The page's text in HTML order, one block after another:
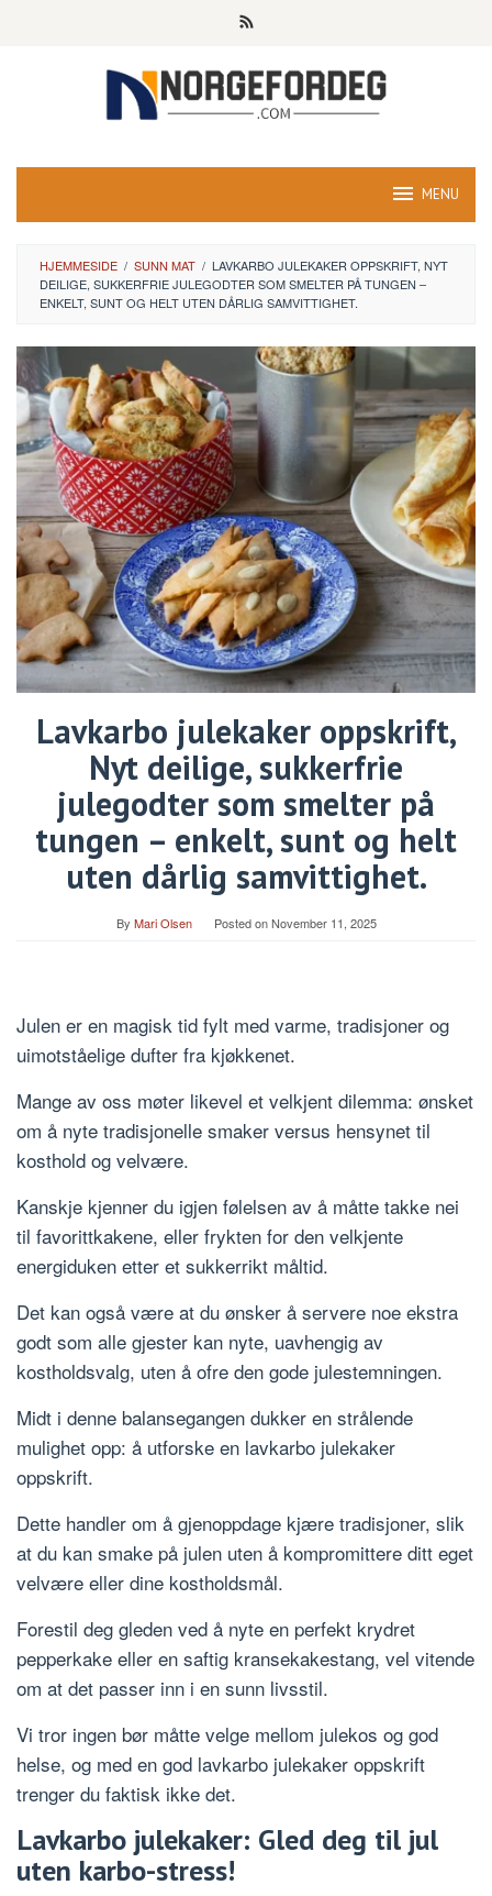
MENU
HJEMMESIDE / SUNN MAT / LAVKARBO JULEKAKER OPPSKRIFT, NYT
DEILIGE, SUKKERFRIE JULEGODTER SOM SMELTER PÅ TUNGEN –
ENKELT, SUNT OG HELT UTEN DÅRLIG SAMVITTIGHET.
Lavkarbo julekaker oppskrift,
Nyt deilige, sukkerfrie
julegodter som smelter på
tungen – enkelt, sunt og helt
uten dårlig samvittighet.
By Mari Olsen Posted onNovember 11, 2025
Julen er en magisk tid fylt med varme, tradisjoner og
uimotståelige dufter fra kjøkkenet.
Mange av oss møter likevel et velkjent dilemma: ønsket
om å nyte tradisjonelle smaker versus hensynet til
kosthold og velvære.
Kanskje kjenner du igjen følelsen av å måtte takke nei
til favorittkakene, eller frykten for den velkjente
energiduken etter et sukkerrikt måltid.
Det kan også være at du ønsker å servere noe ekstra
godt som alle gjester kan nyte, uavhengig av
kostholdsvalg, uten å ofre den gode julestemningen.
Midt i denne balansegangen dukker en strålende
mulighet opp: å utforske en lavkarbo julekaker
oppskrift.
Dette handler om å gjenoppdage kjære tradisjoner, slik
at du kan smake på julen uten å kompromittere ditt eget
velvære eller dine kostholdsmål.
Forestil deg gleden ved å nyte en perfekt krydret
pepperkake eller en saftig kransekakestang, vel vitende
om at det passer inn i en sunn livsstil.
Vi tror ingen bør måtte velge mellom julekos og god
helse, og med en god lavkarbo julekaker oppskrift
trenger du faktisk ikke det.
Lavkarbo julekaker: Gled deg til jul
uten karbo-stress!